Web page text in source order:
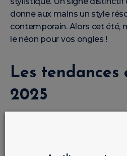
donne aux mains un style
contemporain. Alors cet été,
le néon pour vos ongles !
Les tendances
2025